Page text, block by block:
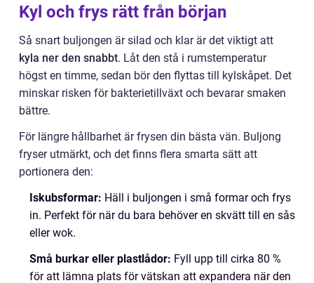
Kyl och frys rätt från början
Så snart buljongen är silad och klar är det viktigt att
kyla ner den snabbt. Låt den stå i rumstemperatur
högst en timme, sedan bör den flyttas till kylskåpet. Det
minskar risken för bakterietillväxt och bevarar smaken
bättre.
För längre hållbarhet är frysen din bästa vän. Buljong
fryser utmärkt, och det finns flera smarta sätt att
portionera den:
Iskubsformar: Häll i buljongen i små formar och frys
in. Perfekt för när du bara behöver en skvätt till en sås
eller wok.
Små burkar eller plastlådor: Fyll upp till cirka 80 %
för att lämna plats för vätskan att expandera när den